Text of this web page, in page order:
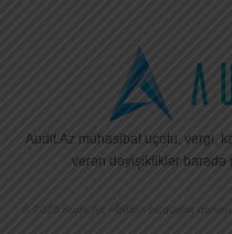
Audit.Az mühasibat uçotu, vergi,
verən dəyişikliklər barədə
© 2026 Audit.Az - Bütün hüquqlar